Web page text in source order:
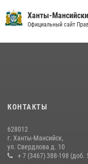
16 июля 2026, 04:54 4
29 июля 2026, 09:54
форума развития
13 июля 2026, 11:47
Ханты-
Официальный сайт
КОНТАКТЫ
628012
г. Ханты-Мансийск,
ул. Свердлова д. 10
+ 7 (3467) 388-198 (доб.